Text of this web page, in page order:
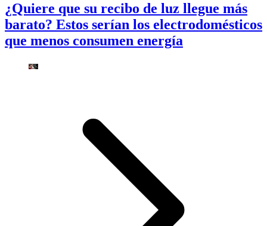
¿Quiere que su recibo de luz llegue más
barato? Estos serían los electrodomésticos
que menos consumen energía